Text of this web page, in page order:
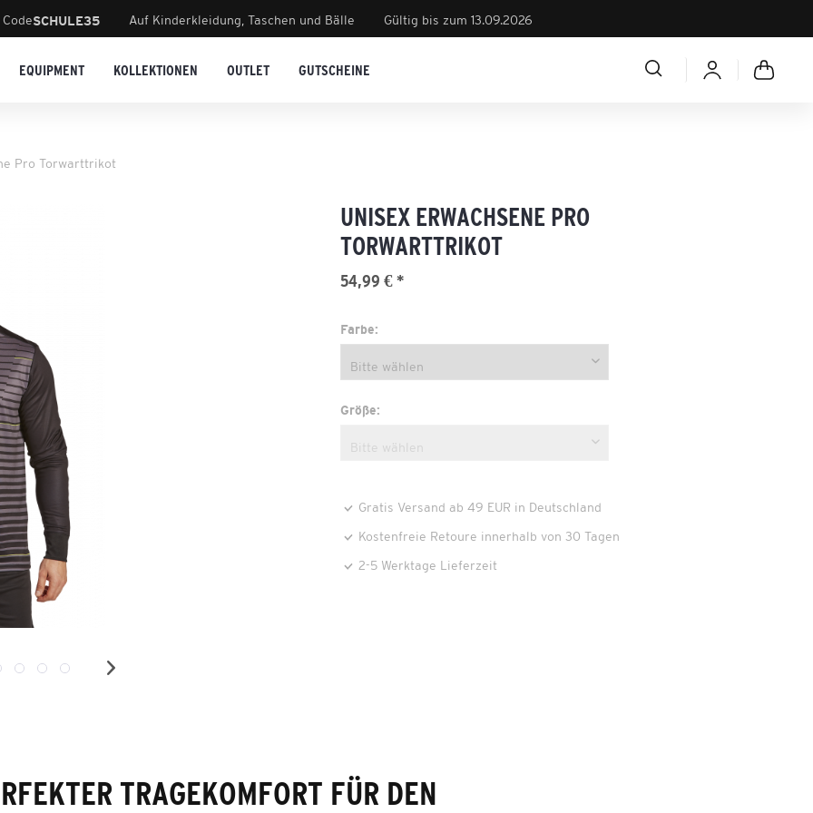
SCHULE35 Auf Kinderkleidung, Taschen und Bälle Gültig bis zum 13.09.2026
EQUIPMENT KOLLEKTIONEN OUTLET GUTSCHEINE
Pro Torwarttrikot
UNISEX ERWACHSENE PRO
TORWARTTRIKOT
54,99 € *
Farbe:
Größe:
Gratis Versand ab 49 EUR in Deutschland
Kostenfreie Retoure innerhalb von 30 Tagen
2-5 Werktage Lieferzeit
TRAGEKOMFORT FÜR DEN